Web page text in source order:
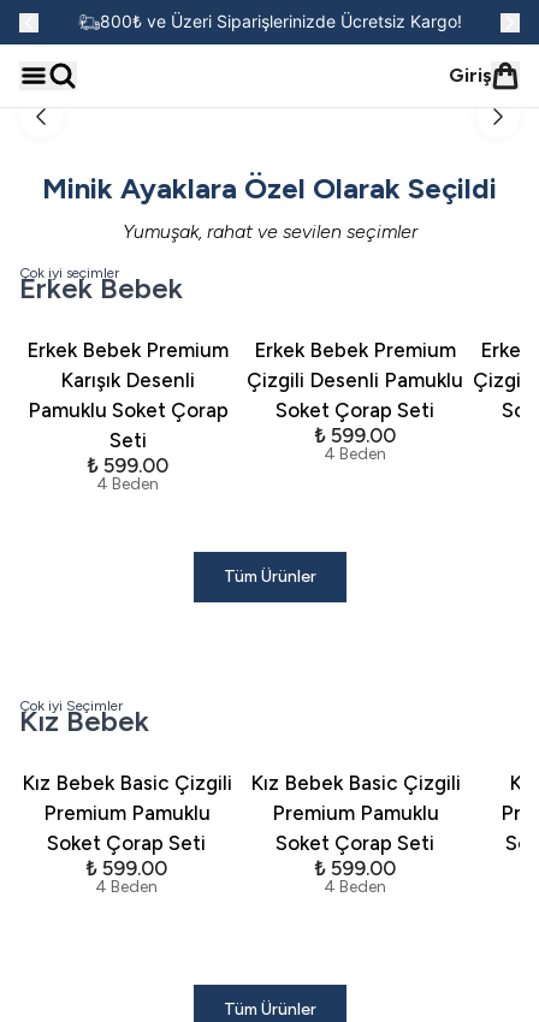
800₺ ve Üzeri Siparişlerinizde Ücretsiz Kargo!
Giriş
Minik Ayaklara Özel Olarak Seçildi
Yumuşak, rahat ve sevilen seçimler
Çok iyi seçimler
Erkek Bebek
Erkek Bebek Premium
Karışık Desenli
Pamuklu Soket Çorap
Seti
₺ 599.00
4 Beden
Erkek Bebek Premium
Çizgili Desenli Pamuklu
Soket Çorap Seti
₺ 599.00
4 Beden
Erkek
Çizgili
Tüm Ürünler
Çok iyi Seçimler
Kız Bebek
Kız Bebek Basic Çizgili
Premium Pamuklu
Soket Çorap Seti
₺ 599.00
4 Beden
Kız Bebek Basic Çizgili
Premium Pamuklu
Soket Çorap Seti
₺ 599.00
4 Beden
Tüm Ürünler